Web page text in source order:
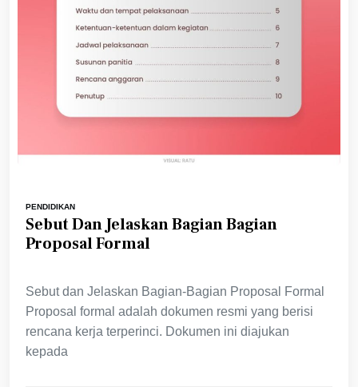
PENDIDIKAN
Sebut Dan Jelaskan Bagian Bagian
Proposal Formal
Sebut dan Jelaskan Bagian-Bagian Proposal Formal
Proposal formal adalah dokumen resmi yang berisi
rencana kerja terperinci. Dokumen ini diajukan
kepada